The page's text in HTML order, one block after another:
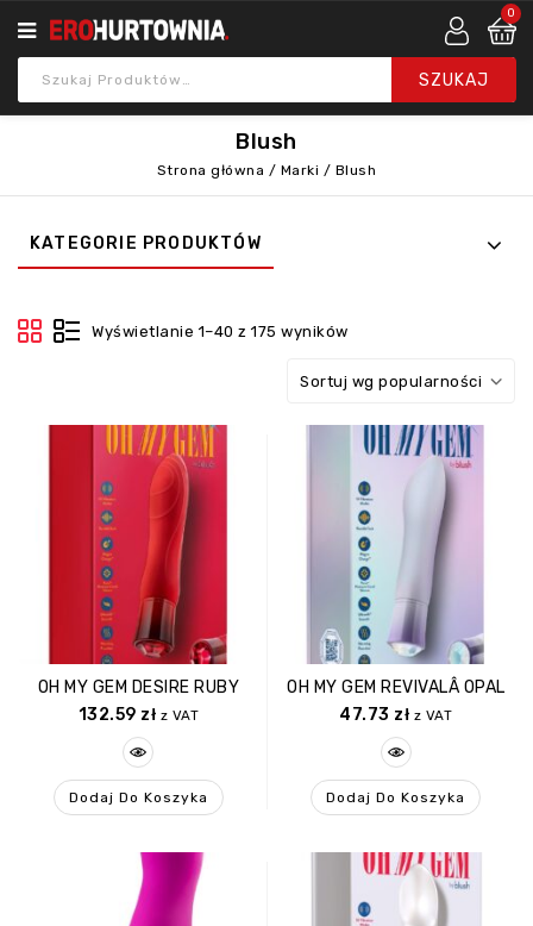
0
Blush
Strona główna / Marki / Blush
KATEGORIE PRODUKTÓW
Wyświetlanie 1–40 z 175 wyników
Sortuj wg popularności
OH MY GEM DESIRE RUBY
132.59 zł z VAT
Dodaj Do Koszyka
OH MY GEM REVIVALÂ OPAL
47.73 zł z VAT
Dodaj Do Koszyka